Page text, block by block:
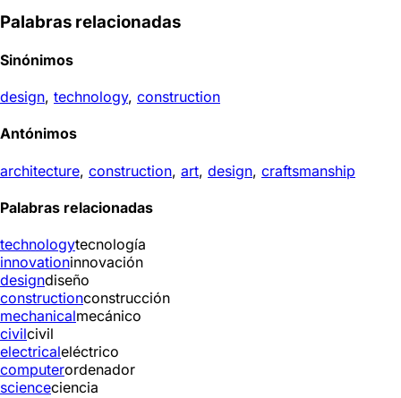
Palabras relacionadas
Sinónimos
design, technology, construction
Antónimos
architecture, construction, art, design, craftsmanship
Palabras relacionadas
technologytecnología
innovationinnovación
designdiseño
constructionconstrucción
mechanicalmecánico
civilcivil
electricaleléctrico
computerordenador
scienceciencia